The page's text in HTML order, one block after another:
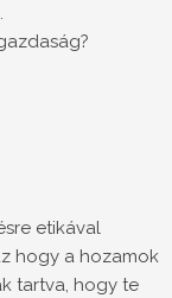
etikával
hogy a hozamok
tartva, hogy te